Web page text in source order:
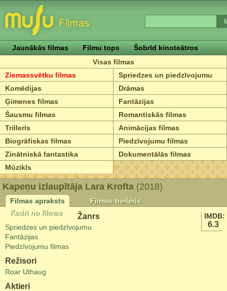
Jaunākās filmas Filmu tops
Šobrīd kinoteātros
Visas filmas
Ziemassvētku filmas
Spriedzes un piedzīvojumu
Komēdijas
Drāmas
Ģimenes filmas
Fantāzijas
Šausmu filmas
Romantiskās filmas
Trilleris
Animācijas filmas
Biogrāfiskas filmas
Piedzīvojumu filmas
Zinātniskā fantastika
Dokumentālās filmas
Mūzikls
Kapeņu izlaupītāja Lara Krofta (2018)
Filmas apraksts
Filmas treileris
Kadri no filmas
IMDB:
6.3
Žanrs
Spriedzes un piedzīvojumu
Fantāzijas
Piedzīvojumu filmas
Režisori
Roar Uthaug
Aktieri